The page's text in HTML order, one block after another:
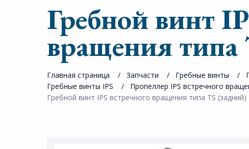
Гребной винт
вращения типа
Главная страница Запчасти Гребные винты
Гребные винты IPS
Пропеллер IPS встречного
Гребной винт IPS встречного вращения типа TS (задний)